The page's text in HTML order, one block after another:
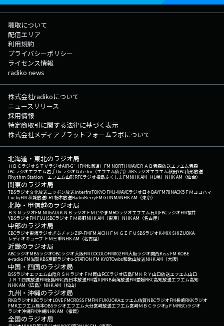
聴取について
配信エリア
利用規約
プライバシーポリシー
ライセンス情報
radiko news
株式会社radikoについて
ニュースリリース
採用情報
特定商取引に関する法律に基づく表示
株式会社メディアプラットフォームラボについて
北海道・東北のラジオ局
ＨＢＣラジオＳＴＶラジオAIR-G'（FM北海道） FM NORTH WAVEＲＡＢ青森放送エフエム青森
IBCラジオエフエム岩手tbcラジオDate fm（エフエム仙台） ABSラジオエフエム秋田YBC山形放送
Rhythm Station エフエム山形RFCラジオ福島ふくしまFMNHK AM（札幌） NHK AM（仙台）
関東のラジオ局
TBSラジオ文化放送ニッポン放送interfmTOKYO FMJ-WAVEラジオ日本BAYFM78NACK5 ＦＭヨコハマ
LuckyFM 茨城放送CRT栃木放送RadioBerryFM GUNMANHK AM（東京）
北陸・甲信越のラジオ局
ＢＳＮラジオFM NIIGATAＫＮＢラジオ ＦＭとやまMROラジオエフエム石川FBCラジオFM福井
YBSラジオFM FUJISBCラジオ ＦＭ長野NHK AM（東京） NHK AM（名古屋）
中部のラジオ局
CBCラジオ東海ラジオぎふチャンZIP-FMFM AICHI ＦＭ ＧＩＦＵ SBSラジオK-MIX SHIZUOKA
レディオキューブ ＦＭ三重NHK AM（名古屋）
近畿のラジオ局
ABCラジオMBSラジオOBCラジオ大阪FM COCOLOFM802FM大阪ラジオ関西Kiss FM KOBE
e-radio FM滋賀KBS京都ラジオα-STATION FM KYOTOwbs和歌山放送NHK AM（大阪）
中国・四国のラジオ局
BSSラジオエフエム山陰ＲＳＫラジオ ＦＭ岡山RCCラジオ広島FM ＫＲＹ山口放送エフエム山口
ＪＲＴ四国放送FM徳島RNC西日本放送FM香川RNB南海放送FM愛媛RKC高知放送エフエム高知
NHK AM（広島） NHK AM（松山）
九州・沖縄のラジオ局
RKBラジオKBCラジオLOVE FMCROSS FMFM FUKUOKAエフエム佐賀NBCラジオFM長崎RKKラジオ
FMKエフエム熊本OBSラジオエフエム大分宮崎放送エフエム宮崎ＭＢＣラジオμＦＭRBCiラジオ
ラジオ沖縄FM沖縄NHK AM（福岡）
全国のラジオ局